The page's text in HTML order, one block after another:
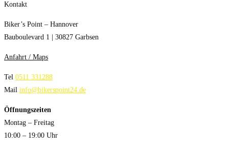
Kontakt
Biker’s Point – Hannover
Bauboulevard 1 | 30827 Garbsen
Anfahrt / Maps
Tel 0511 331288
Mail info@bikerspoint24.de
Öffnungszeiten
Montag – Freitag
10:00 – 19:00 Uhr